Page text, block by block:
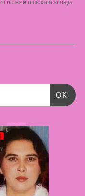
nu este niciodată situaţia
OK